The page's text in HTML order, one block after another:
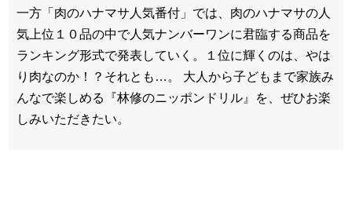
一方「肉のハナマサ人気番付」では、肉のハナマサの人
気上位１０品の中で人気ナンバーワンに君臨する商品を
ランキング形式で発表していく。１位に輝くのは、やは
り肉なのか！？それとも…。 大人から子どもまで家族み
んなで楽しめる『林修のニッポンドリル』を、ぜひお楽
しみいただきたい。